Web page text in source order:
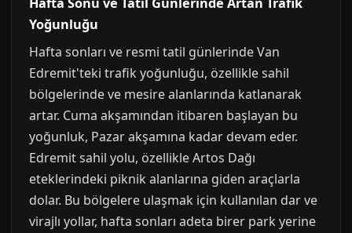
Yoğunluğu
Hafta sonları ve resmi tatil günlerinde Van
Edremit'teki trafik yoğunluğu, özellikle sahil
bölgelerinde ve mesire alanlarında katlanarak
artar. Cuma akşamından itibaren başlayan bu
yoğunluk, Pazar akşamına kadar devam eder.
Edremit sahil yolu, özellikle Artos Dağı
eteklerindeki piknik alanlarına giden araçlarla
dolar. Bu bölgelere ulaşmak için kullanılan dar ve
virajlı yollar, hafta sonları adeta birer park yerine